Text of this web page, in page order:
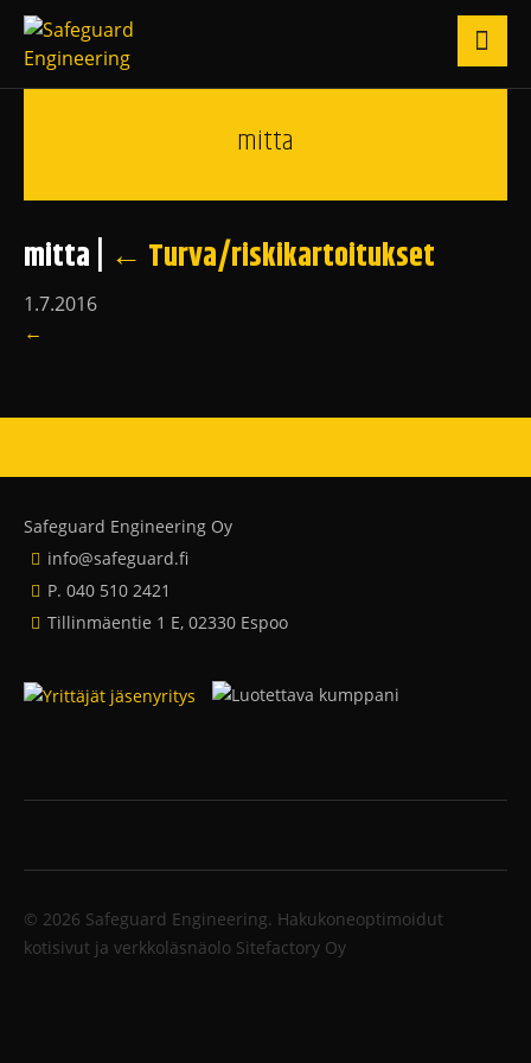
mitta
mitta ← Turva/riskikartoitukset
1.7.2016
←
Safeguard Engineering Oy
info@safeguard.fi
P. 040 510 2421
Tillinmäentie 1 E, 02330 Espoo
© 2026 Safeguard Engineering. Hakukoneoptimoidut
kotisivut ja verkkoläsnäolo Sitefactory Oy